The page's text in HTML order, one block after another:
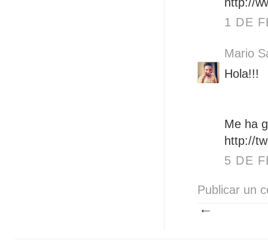
1 DE
Mario
Hola!!!
Me ha
http://
5 DE
Publicar un